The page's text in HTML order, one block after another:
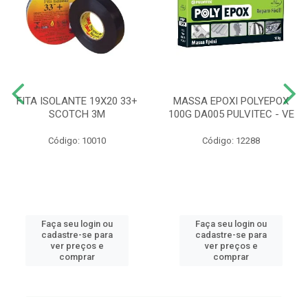
FITA ISOLANTE 19X20 33+
SCOTCH 3M
Código: 10010
Faça seu login ou
cadastre-se para
ver preços e
comprar
MASSA EPOXI POLYEPOX
100G DA005 PULVITEC - VE
Código: 12288
Faça seu login ou
cadastre-se para
ver preços e
comprar